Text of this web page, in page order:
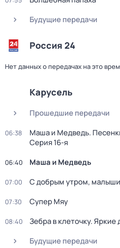
Будущие передачи
Россия 24
Нет данных о передачах на это
Карусель
Прошедшие передачи
06:38 Маша и Медведь.
Серия 16-я
06:40 Маша и Медведь
07:00 С добрым утром,
07:30 Супер Мяу
08:40
Зебра в клеточку. Яркие
Будущие передачи